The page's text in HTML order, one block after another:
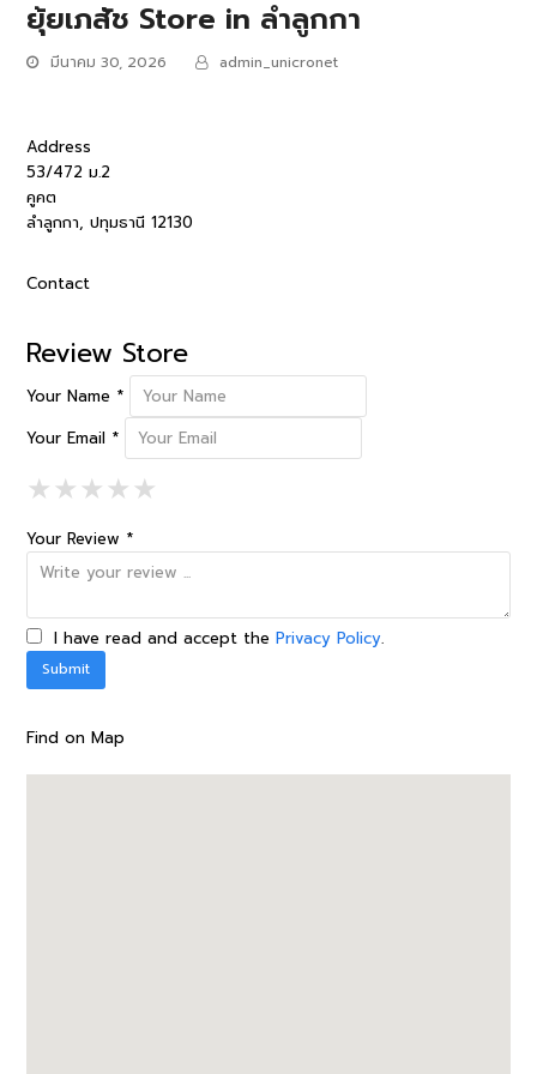
ยุ้ยเภสัช Store in ลำลูกกา
มีนาคม 30, 2026 admin_unicronet
Address
53/472 ม.2
คูคต
ลำลูกกา, ปทุมธานี 12130
Contact
Review Store
Your Name *
Your Email *
★1 Star
★★2 Stars
★★★3 Stars
★★★★4 Stars
★★★★★5 Stars
Your Review *
I have read and accept thePrivacy Policy.
Find on Map